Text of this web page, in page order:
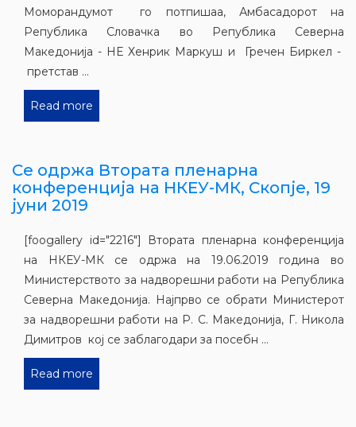
Моморандумот го потпишаа, Амбасадорот на
Република Словачка во Република Северна
Македонија - НЕ Хенрик Маркуш и Гречен Биркел -
претстав ...
Read more
Се одржа Втората пленарна
конференција на НКЕУ-МК, Скопје, 19
јуни 2019
[foogallery id="2216"] Втората пленарна конференција
на НКЕУ-МК се одржа на 19.06.2019 година во
Министерството за надворешни работи на Република
Северна Македонија. Најпрво се обрати Министерот
за надворешни работи на Р. С. Македонија, Г. Никола
Димитров кој се заблагодари за посебн ...
Read more